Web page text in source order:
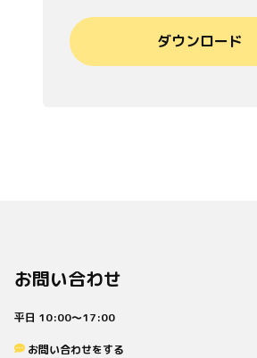
お問い合わせ
平日 10:00〜17:00
お問い合わせをする